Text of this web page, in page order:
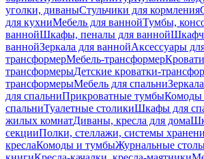
уголки, диваныСтульчики для кормления
для кухниМебель для ваннойТумбы,
ваннойШкафы, пеналы для ванной
ваннойЗеркала для ваннойАксессуары
трансформерМебель-трансформер
трансформерыДетские кроватки-
трансформерыМебель для спальниЗеркала
для спальниПрикроватные тумбыКомоды
спальниТуалетные столикиШкафы для
жилых комнатДиваны, кресла для дома
секцииПолки, стеллажи, системы
креслаКомоды и тумбыЖурнальные